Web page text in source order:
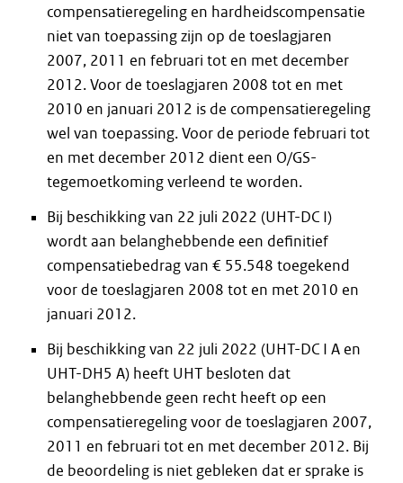
compensatieregeling en hardheidscompensatie
niet van toepassing zijn op de toeslagjaren
2007, 2011 en februari tot en met december
2012. Voor de toeslagjaren 2008 tot en met
2010 en januari 2012 is de compensatieregeling
wel van toepassing. Voor de periode februari tot
en met december 2012 dient een O/GS-
tegemoetkoming verleend te worden.
Bij beschikking van 22 juli 2022 (UHT-DC I)
wordt aan belanghebbende een definitief
compensatiebedrag van € 55.548 toegekend
voor de toeslagjaren 2008 tot en met 2010 en
januari 2012.
Bij beschikking van 22 juli 2022 (UHT-DC I A en
UHT-DH5 A) heeft UHT besloten dat
belanghebbende geen recht heeft op een
compensatieregeling voor de toeslagjaren 2007,
2011 en februari tot en met december 2012. Bij
de beoordeling is niet gebleken dat er sprake is